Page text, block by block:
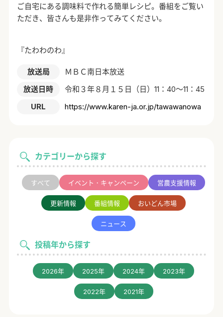
カテゴリーから探す
すべて イベント・キャンペーン 営農支援情報
更新情報 番組情報 おいどん市場
ニュース
投稿年から探す
2026年 2025年 2024年 2023年
2022年 2021年
ご自宅にある調味料で作れる簡単レシピ。番組をご覧い
ただき、皆さんも是非作ってみてください。
『たわわのわ』
放送局
ＭＢＣ南日本放送
放送日時
令和３年８月１５日（日）11：40～11：45
URL
https://www.karen-ja.or.jp/tawawanowa